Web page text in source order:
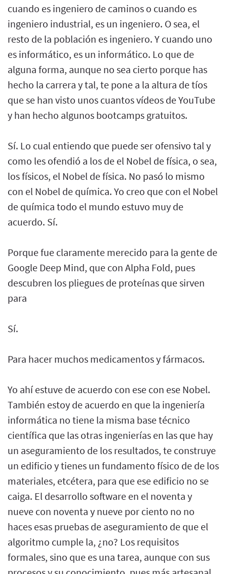
cuando es ingeniero de caminos o cuando es
ingeniero industrial, es un ingeniero. O sea, el
resto de la población es ingeniero. Y cuando uno
es informático, es un informático. Lo que de
alguna forma, aunque no sea cierto porque has
hecho la carrera y tal, te pone a la altura de tíos
que se han visto unos cuantos vídeos de YouTube
y han hecho algunos bootcamps gratuitos.
Sí. Lo cual entiendo que puede ser ofensivo tal y
como les ofendió a los de el Nobel de física, o sea,
los físicos, el Nobel de física. No pasó lo mismo
con el Nobel de química. Yo creo que con el Nobel
de química todo el mundo estuvo muy de
acuerdo. Sí.
Porque fue claramente merecido para la gente de
Google Deep Mind, que con Alpha Fold, pues
descubren los pliegues de proteínas que sirven
para
Sí.
Para hacer muchos medicamentos y fármacos.
Yo ahí estuve de acuerdo con ese con ese Nobel.
También estoy de acuerdo en que la ingeniería
informática no tiene la misma base técnico
científica que las otras ingenierías en las que hay
un aseguramiento de los resultados, te construye
un edificio y tienes un fundamento físico de de los
materiales, etcétera, para que ese edificio no se
caiga. El desarrollo software en el noventa y
nueve con noventa y nueve por ciento no no
haces esas pruebas de aseguramiento de que el
algoritmo cumple la, ¿no? Los requisitos
formales, sino que es una tarea, aunque con sus